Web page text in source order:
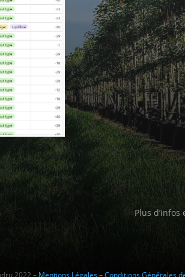
Plus
2022 – Mentions Légales – Conditions Générales